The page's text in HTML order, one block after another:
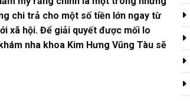
chi trả cho một số tiền lớn ngay từ
xã hội. Để giải quyết được mối lo
nha khoa Kim Hưng Vũng Tàu sẽ